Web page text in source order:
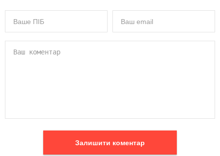
Залишити коментар